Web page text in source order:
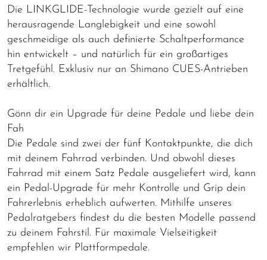
Die LINKGLIDE-Technologie wurde gezielt auf eine
herausragende Langlebigkeit und eine sowohl
geschmeidige als auch definierte Schaltperformance
hin entwickelt – und natürlich für ein großartiges
Tretgefühl. Exklusiv nur an Shimano CUES-Antrieben
erhältlich.
Gönn dir ein Upgrade für deine Pedale und liebe dein
Fah
Die Pedale sind zwei der fünf Kontaktpunkte, die dich
mit deinem Fahrrad verbinden. Und obwohl dieses
Fahrrad mit einem Satz Pedale ausgeliefert wird, kann
ein Pedal-Upgrade für mehr Kontrolle und Grip dein
Fahrerlebnis erheblich aufwerten. Mithilfe unseres
Pedalratgebers findest du die besten Modelle passend
zu deinem Fahrstil. Für maximale Vielseitigkeit
empfehlen wir Plattformpedale.